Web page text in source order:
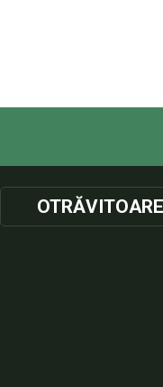
OTRĂVITOARE